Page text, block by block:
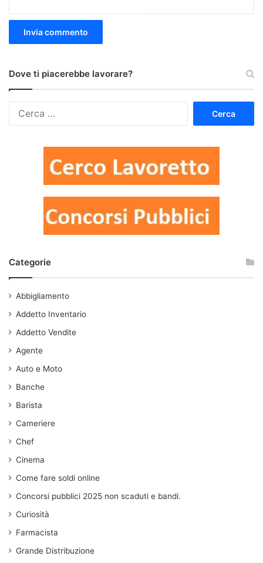
Dove ti piacerebbe lavorare?
Categorie
Abbigliamento
Addetto Inventario
Addetto Vendite
Agente
Auto e Moto
Banche
Barista
Cameriere
Chef
Cinema
Come fare soldi online
Concorsi pubblici 2025 non scaduti e bandi.
Curiosità
Farmacista
Grande Distribuzione